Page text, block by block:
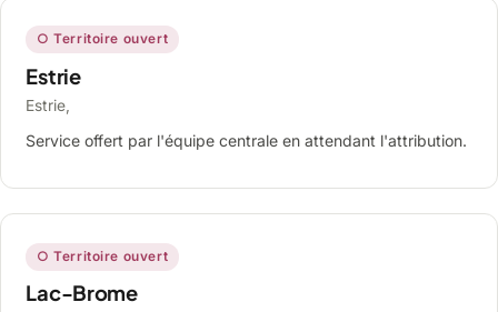
○ Territoire ouvert
Estrie
Estrie,
Service offert par l'équipe centrale en attendant l'attribution.
○ Territoire ouvert
Lac-Brome